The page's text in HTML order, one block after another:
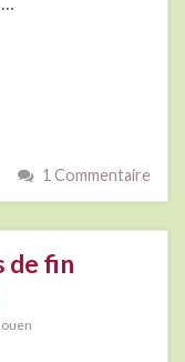
1 Commentaire
de fin